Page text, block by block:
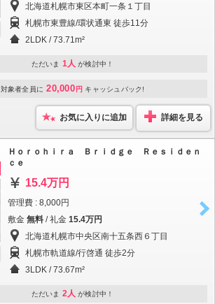
北海道札幌市東区本町一条１丁目
札幌市東豊線/環状通東 徒歩11分
2LDK / 73.71m²
ただいま 1人 が検討中！
対象者全員に 20,000 円 キャッシュバック!
お気に入りに追加 詳細を見る
Ｈｏｒｏｈｉｒａ Ｂｒｉｄｇｅ Ｒｅｓｉｄｅｎ
ｃｅ
15.4万円
管理費 : 8,000円
敷金 無料 / 礼金 15.4万円
北海道札幌市中央区南十五条西６丁目
札幌市軌道線/行啓通 徒歩2分
3LDK / 73.67m²
ただいま 2人 が検討中！